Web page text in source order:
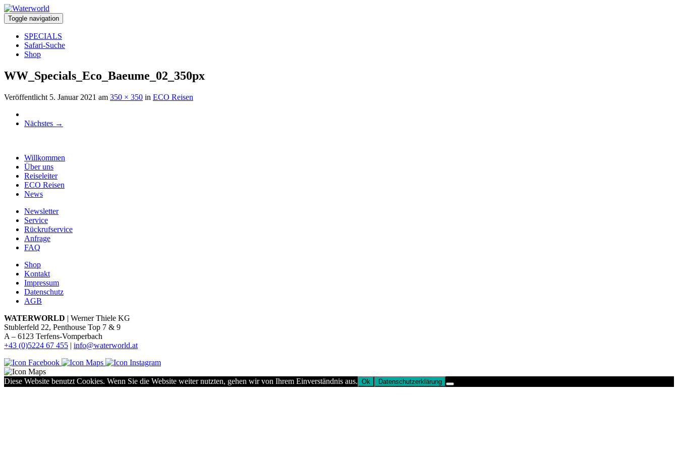
Toggle navigation
SPECIALS
Safari-Suche
Shop
WW_Specials_Eco_Baeume_02_350px
Veröffentlicht 5. Januar 2021 am 350 × 350 in ECO Reisen
Nächstes →
Willkommen
Über uns
Reiseleiter
ECO Reisen
News
Newsletter
Service
Rückrufservice
Anfrage
FAQ
Shop
Kontakt
Impressum
Datenschutz
AGB
WATERWORLD | Werner Thiele KG
Stublerfeld 22, Penthouse Top 7 & 9
A – 6123 Terfens-Vomperbach
+43 (0)5224 67 455 | info@waterworld.at
Diese Website benutzt Cookies. Wenn Sie die Website weiter nutzten, gehen wir von Ihrem Einverständnis aus. Ok Datenschutzerklärung